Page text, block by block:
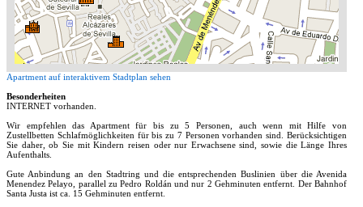
Apartment auf interaktivem Stadtplan sehen
Besonderheiten
INTERNET vorhanden.
Wir empfehlen das Apartment für bis zu 5 Personen, auch wenn mit Hilfe von
Zustellbetten Schlafmöglichkeiten für bis zu 7 Personen vorhanden sind. Berücksichtigen
Sie daher, ob Sie mit Kindern reisen oder nur Erwachsene sind, sowie die Länge Ihres
Aufenthalts.
Gute Anbindung an den Stadtring und die entsprechenden Buslinien über die Avenida
Menendez Pelayo, parallel zu Pedro Roldán und nur 2 Gehminuten entfernt. Der Bahnhof
Santa Justa ist ca. 15 Gehminuten entfernt.